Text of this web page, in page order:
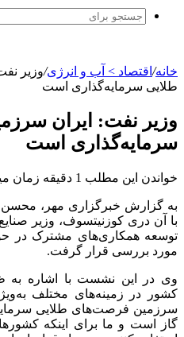
خانه/ اقتصاد > آب و انرژی/وزیر
طلایی سرمایه‌گذاری است
وزیر نفت: ایران
سرمایه‌گذاری است
خواندن این مطلب 1 دقیقه زمان میبرد
با آن دری کوزنیتسوف، وزیر
توسعه همکاری‌های مشترک در
مورد بررسی قرار گرفت.
وی در این نشست با اشاره به
کشور در زمینه‌های مختلف
سرزمین فرصت‌های طلایی
گاز است و ما برای اینکه